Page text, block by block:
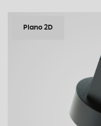
Plano 2D